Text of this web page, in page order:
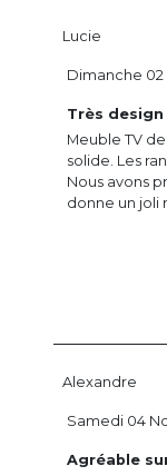
Lucie
Très design
Meuble TV
solide. Les
Nous avons
donne un joli
Dimanche
Alexandre
Agréable
Samedi 04